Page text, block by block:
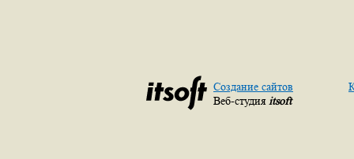
Создание сайтов
Веб-студия itsoft